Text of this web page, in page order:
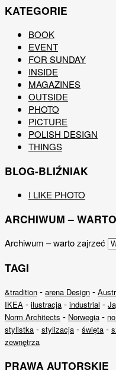
KATEGORIE
BOOK
EVENT
FOR SUNDAY
INSIDE
MAGAZINES
OUTSIDE
PHOTO
PICTURE
POLISH DESIGN
THINGS
BLOG-BLIŹNIAK
I LIKE PHOTO
ARCHIWUM –
Archiwum – warto zajrzeć
TAGI
&tradition - arena Design -
IKEA - ilustracja - industrial -
Norm Architects - Norwegia -
stylistka - stylizacja - święta -
zewnętrza
PRAWA AUTORSKIE